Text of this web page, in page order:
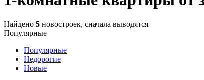
Найдено 5 новостроек, сначала выводятся
Популярные
Популярные
Недорогие
Новые